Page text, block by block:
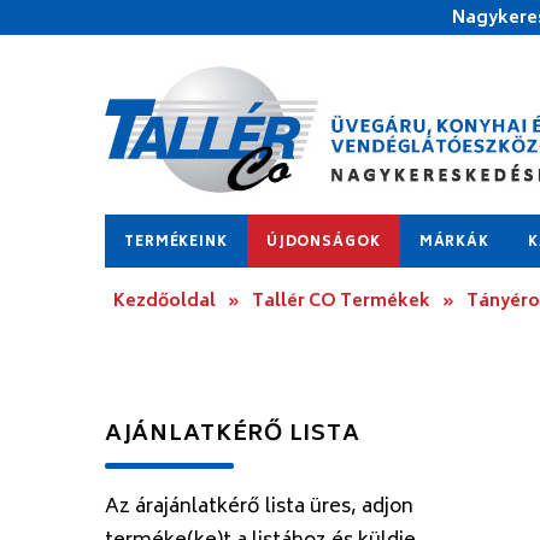
TERMÉKEINK ÚJDONSÁGOK MÁRKÁK
Kezdőoldal » Tallér CO Termékek »
AJÁNLATKÉRŐ LISTA
Az árajánlatkérő lista üres, adjon